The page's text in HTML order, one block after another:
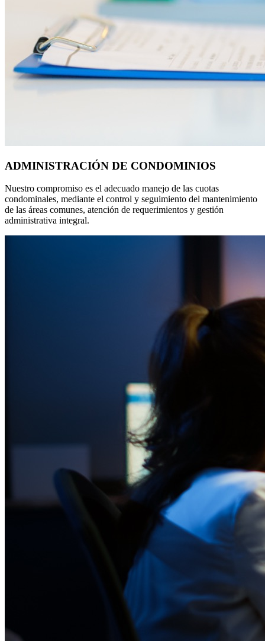
ADMINISTRACIÓN DE CONDOMINIOS
Nuestro compromiso es el adecuado manejo de las cuotas
condominales, mediante el control y seguimiento del mantenimiento
de las áreas comunes, atención de requerimientos y gestión
administrativa integral.